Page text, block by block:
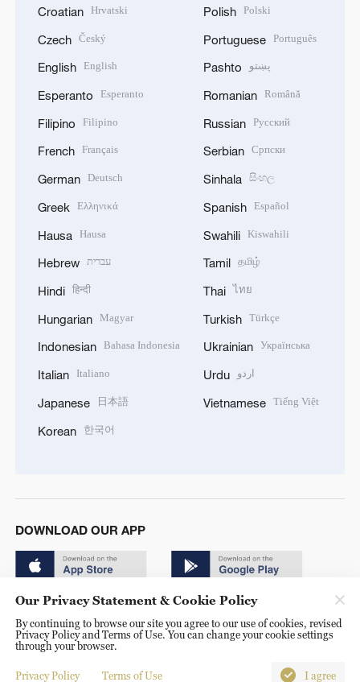
Croatian Hrvatski
Czech Český
English English
Esperanto Esperanto
Filipino Filipino
French Français
German Deutsch
Greek Ελληνικά
Hausa Hausa
Hebrew עברית
Hindi हिन्दी
Hungarian Magyar
Indonesian Bahasa Indonesia
Italian Italiano
Japanese 日本語
Korean 한국어
Polish Polski
Portuguese Português
Pashto پښتو
Romanian Română
Russian Русский
Serbian Српски
Sinhala සිංහල
Spanish Español
Swahili Kiswahili
Tamil தமிழ்
Thai ไทย
Turkish Türkçe
Ukrainian Українська
Urdu اردو
Vietnamese Tiếng Việt
DOWNLOAD OUR APP
© China Radio International.CRI. All Rights Reserved. 16A
Shijingshan Road, Beijing, China. 100040
Our Privacy Statement & Cookie Policy
By continuing to browse our site you agree to our use of cookies, revised
Privacy Policy and Terms of Use. You can change your cookie settings
through your browser.
Privacy Policy Terms of Use I agree